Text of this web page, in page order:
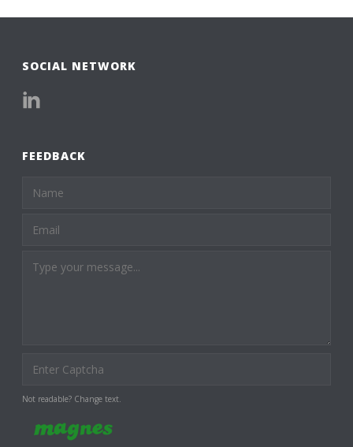
SOCIAL NETWORK
FEEDBACK
Not readable? Change text.